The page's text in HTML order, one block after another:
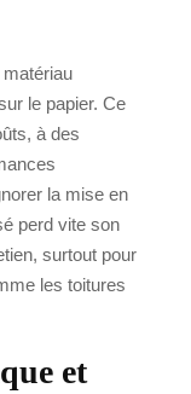
le papier. Ce
à des
la mise en
perd vite son
surtout pour
les toitures
et